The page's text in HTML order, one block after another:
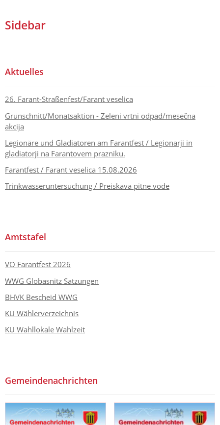
Sidebar
Aktuelles
26. Farant-Straßenfest/Farant veselica
Grünschnitt/Monatsaktion - Zeleni vrtni odpad/mesečna
akcija
Legionäre und Gladiatoren am Farantfest / Legionarji in
gladiatorji na Farantovem prazniku.
Farantfest / Farant veselica 15.08.2026
Trinkwasseruntersuchung / Preiskava pitne vode
Amtstafel
VO Farantfest 2026
WWG Globasnitz Satzungen
BHVK Bescheid WWG
KU Wählerverzeichnis
KU Wahllokale Wahlzeit
Gemeindenachrichten